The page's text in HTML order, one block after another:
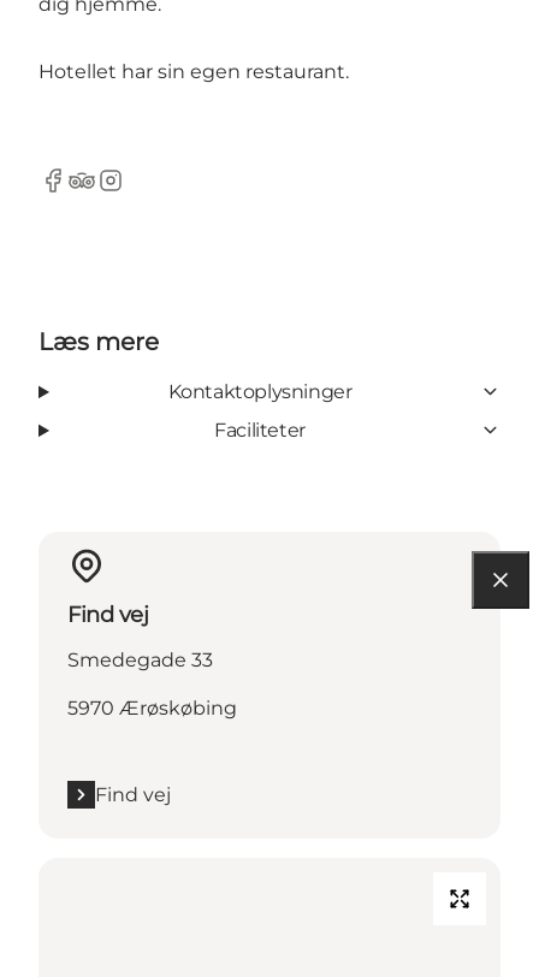
Hotellet har sin egen restaurant.
Facebook
Tripadvisor
Instagram
Læs mere
Kontaktoplysninger
Faciliteter
Find vej
Smedegade 33
5970 Ærøskøbing
Find vej